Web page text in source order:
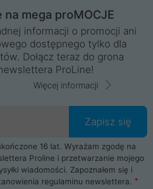
na mega proMOCJE
informacji o promocji ani
dostępnego tylko dla
Dołącz teraz do grona
ProLine!
Więcej informacji
Zapisz się
16 lat. Wyrażam zgodę na
Proline i przetwarzanie mojego
wiadomości. Zapoznałem się i
regulaminu newslettera.